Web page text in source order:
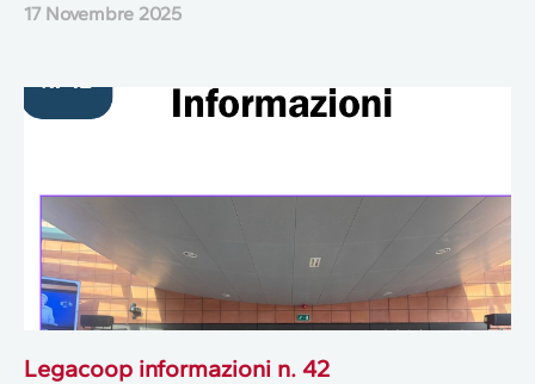
17 Novembre 2025
Legacoop informazioni n. 42